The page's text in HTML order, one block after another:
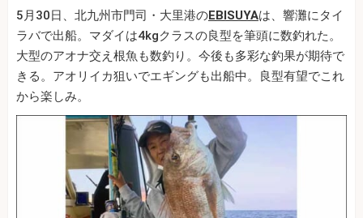
5月30日、北九州市門司・大里港のEBISUYAは、響灘にタイ
ラバで出船。マダイは4kgクラスの良型を筆頭に数釣れた。
大型のアオナ交え根魚も数釣り。今後も多彩な釣果が期待で
きる。アオリイカ狙いでエギングも出船中。良型有望でこれ
から楽しみ。